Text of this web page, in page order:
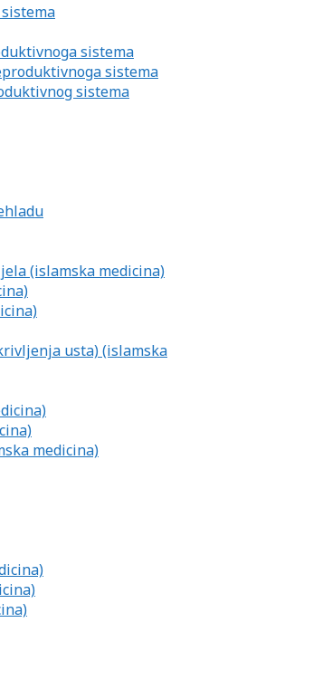
sistema
sistema
sistema
(islamska medicina)
usta) (islamska
medicina)